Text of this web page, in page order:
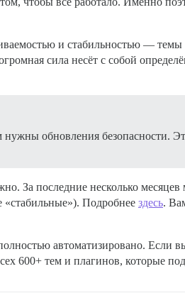
и стабильностью —
сила несёт с собой
нужны обновления безопасности.
За последние несколько
«стабильные»). Подробнее здесь.
автоматизировано.
600+ тем и плагинов, которые